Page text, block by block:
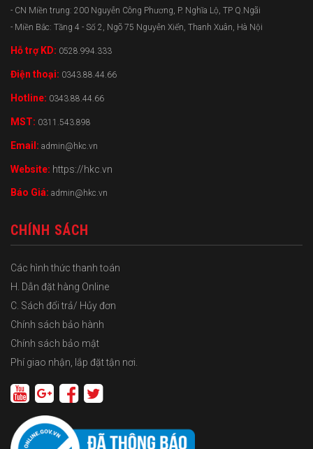
- CN Miền trung: 200 Nguyễn Công Phương, P. Nghĩa Lộ, TP Q.Ngãi
- Miền Bắc: Tầng 4 - Số 2, Ngõ 75 Nguyễn Xiển, Thanh Xuân, Hà Nội
Hỗ trợ KD: 0528.994.333
Điện thoại: 0343.88.44.66
Hotline: 0343.88.44.66
MST: 0311.543.898
Email: admin@hkc.vn
Website: https://hkc.vn
Báo Giá: admin@hkc.vn
CHÍNH SÁCH
Các hình thức thanh toán
H. Dẫn đặt hàng Online
C. Sách đổi trả/ Hủy đơn
Chính sách bảo hành
Chính sách bảo mật
Phí giao nhận, lắp đặt tận nơi.